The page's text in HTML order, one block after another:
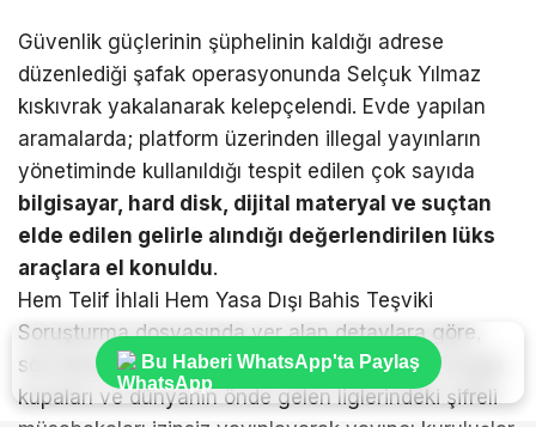
Güvenlik güçlerinin şüphelinin kaldığı adrese
düzenlediği şafak operasyonunda Selçuk Yılmaz
kıskıvrak yakalanarak kelepçelendi. Evde yapılan
aramalarda; platform üzerinden illegal yayınların
yönetiminde kullanıldığı tespit edilen çok sayıda
bilgisayar, hard disk, dijital materyal ve suçtan
elde edilen gelirle alındığı değerlendirilen lüks
araçlara el konuldu.
Hem Telif İhlali Hem Yasa Dışı Bahis Teşviki
Soruşturma dosyasında yer alan detaylara göre,
söz konusu platformun Trendyol Süper Lig, Avrupa
kupaları ve dünyanın önde gelen liglerindeki şifreli
Bu Haberi WhatsApp'ta Paylaş